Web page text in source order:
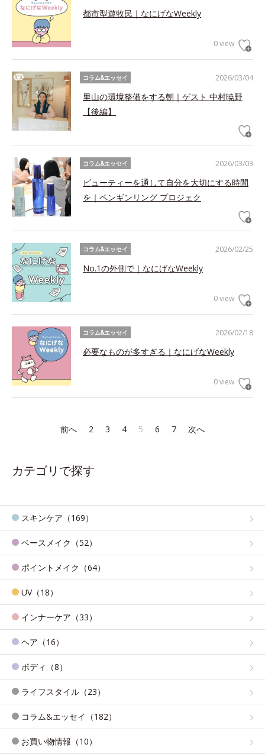
都市型遊牧民｜なにげなWeekly
0 view
2026/03/04
コラム&エッセイ
里山の環境整備をする朝｜ゲスト 中村暁野
【後編】
2026/03/03
コラム&エッセイ
ビューティーを通して自分を大切にする時間
を｜ペンギンリング プロジェク
2026/02/25
コラム&エッセイ
No.1の外側で｜なにげなWeekly
0 view
2026/02/18
コラム&エッセイ
必要なものが多すぎる｜なにげなWeekly
0 view
前へ 2 3 4 5 6 7 次へ
カテゴリで探す
スキンケア（169）
ベースメイク（52）
ポイントメイク（64）
UV（18）
インナーケア（33）
ヘア（16）
ボディ（8）
ライフスタイル（23）
コラム&エッセイ（182）
お買い物情報（10）